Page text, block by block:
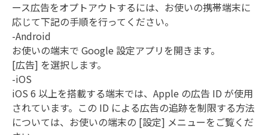
ース広告をオプトアウトするには、お使いの携帯端末に
応じて下記の手順を行ってください。
-Android
お使いの端末で Google 設定アプリを開きます。
[広告] を選択します。
-iOS
iOS 6 以上を搭載する端末では、Apple の広告 ID が使用
されています。この ID による広告の追跡を制限する方法
については、お使いの端末の [設定] メニューをご覧くだ